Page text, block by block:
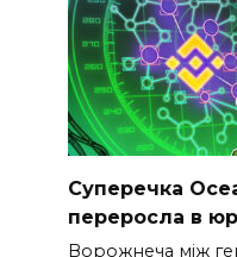
Суперечка
переросла в
Ворожнеча між